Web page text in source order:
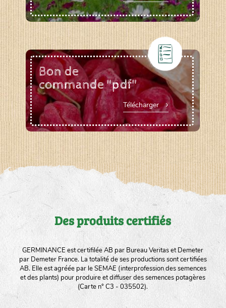
Bon de
commande "pdf"
Télécharger
Des produits certifiés
GERMINANCE est certifilée AB par Bureau Veritas et Demeter
par Demeter France. La totalité de ses productions sont certifiées
AB. Elle est agréée par le SEMAE (interprofession des semences
et des plants) pour produire et diffuser des semences potagères
(Carte n° C3 - 035502).